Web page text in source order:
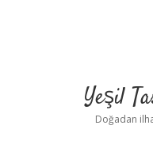
Yeşil
Doğadan